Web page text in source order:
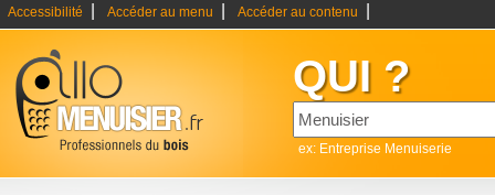
Accessibilité Accéder au menu Accéder au contenu
QUI ?
ex: Entreprise Menuiserie